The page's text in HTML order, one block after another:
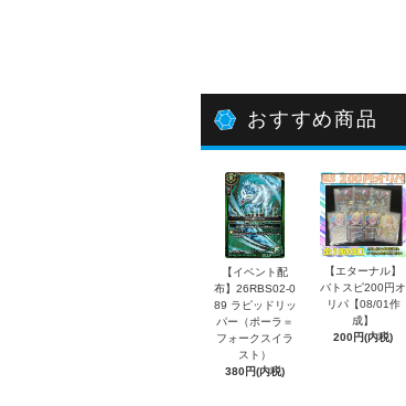
おすすめ商品
【イベント配
布】26RBS02-0
89 ラピッドリッ
パー（ポーラ＝
フォークスイラ
スト）
380円(内税)
【エターナル】
バトスピ200円オ
リパ【08/01作
成】
200円(内税)